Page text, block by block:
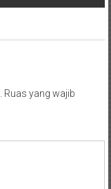
Ruas yang wajib